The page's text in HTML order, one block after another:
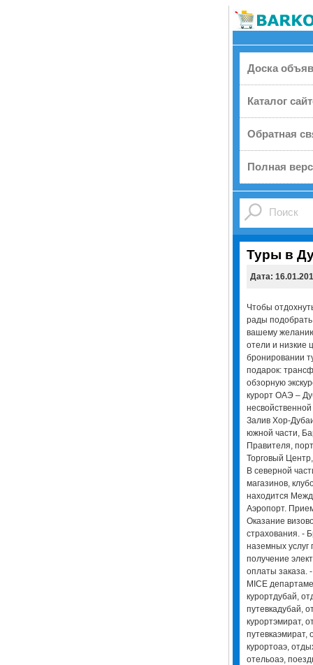
Доска
Каталог
Обратная
Полная
Туры в
Дата:
Чтобы
рады подобрать
вашему
отели и низкие
бронировании
подарок:
обзорную
курорт ОАЭ –
Залив Хор-
южной части,
Правителя,
Торговый
В северной
магазинов,
находится
Аэропорт.
Оказание
страхования. -
наземных услуг
получение
оплаты заказа.
MICE
курортдубай,
путевкадубай,
курортэмират,
путевкаэмират,
курортоаэ,
отельоаэ,